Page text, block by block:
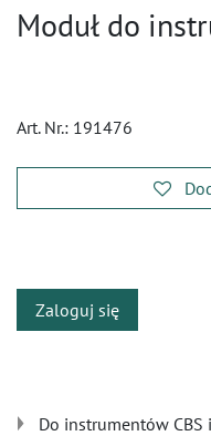
Moduł do
Art. Nr.: 191476
Zaloguj się
Do instrumentów